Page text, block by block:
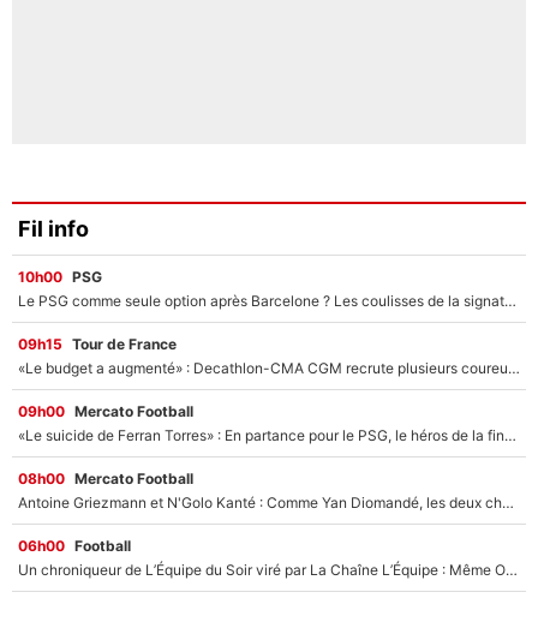
Fil info
10h00 PSG
Le PSG comme seule option après Barcelone ? Les coulisses de la signature historique de Lionel Messi sont révélées au grand jour !
09h15 Tour de France
«Le budget a augmenté» : Decathlon-CMA CGM recrute plusieurs coureurs pour offrir à Paul Seixas une équipe pour gagner le Tour de France 2027
09h00 Mercato Football
«Le suicide de Ferran Torres» : En partance pour le PSG, le héros de la finale de la Coupe du monde s'attire les foudres de la presse espagnole !
08h00 Mercato Football
Antoine Griezmann et N'Golo Kanté : Comme Yan Diomandé, les deux champions du monde ont refusé de signer au PSG !
06h00 Football
Un chroniqueur de L’Équipe du Soir viré par La Chaîne L’Équipe : Même Olivier Ménard n’avait pas pu empêcher son départ, «je l’ai appris sur Twitter, je l’ai vécu assez mal»